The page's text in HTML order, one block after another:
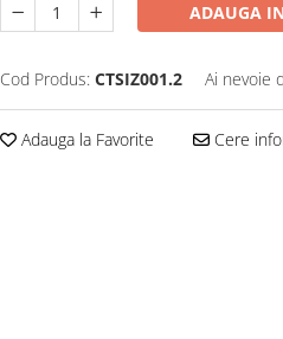
ADAUGA
Cod Produs: CTSIZ001.2 Ai nevoie
Adauga la Favorite Cere